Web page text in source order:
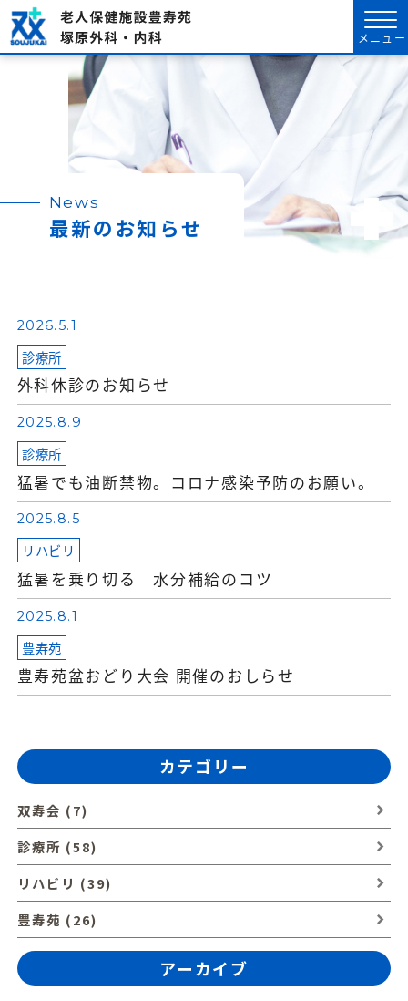
メニュー
News
最新のお知らせ
2026.5.1
診療所
外科休診のお知らせ
2025.8.9
診療所
猛暑でも油断禁物。コロナ感染予防のお願い。
2025.8.5
リハビリ
猛暑を乗り切る 水分補給のコツ
2025.8.1
豊寿苑
豊寿苑盆おどり大会 開催のおしらせ
カテゴリー
双寿会 (7)
診療所 (58)
リハビリ (39)
豊寿苑 (26)
アーカイブ